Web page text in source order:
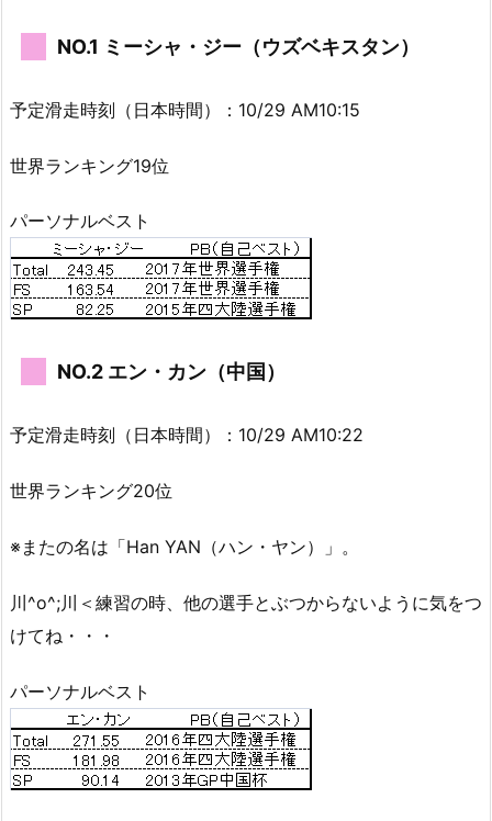
NO.1 ミーシャ・ジー（ウズベキスタン）
予定滑走時刻（日本時間）：10/29 AM10:15
世界ランキング19位
パーソナルベスト
NO.2 エン・カン（中国）
予定滑走時刻（日本時間）：10/29 AM10:22
世界ランキング20位
※またの名は「Han YAN（ハン・ヤン）」。
川^o^;川＜練習の時、他の選手とぶつからないように気をつ
けてね・・・
パーソナルベスト